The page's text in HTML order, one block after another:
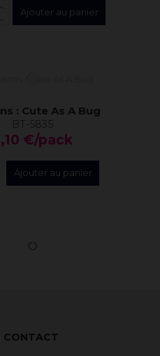
Ajouter au panier
: Cute As A Bug
BT-5835
€/pack
Ajouter au panier
CONTACT